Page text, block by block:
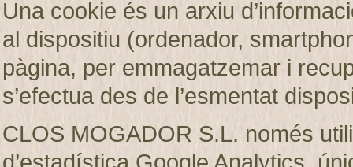
Una cookie és un arxiu
al dispositiu (ordenador,
pàgina, per emmagatzemar i
s’efectua des de l’esmentat
CLOS MOGADOR S.L. només